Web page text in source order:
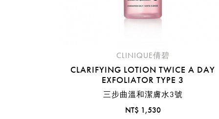
CLINIQUE倩碧
CLARIFYING LOTION TWICE A DAY
EXFOLIATOR TYPE 3
三步曲溫和潔膚水3號
NT$ 1,530